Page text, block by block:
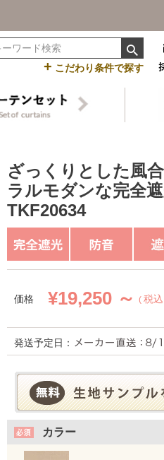
+ こだわり条件で探す
ざっくりとした風
ラルモダンな完全
TKF20634
価格 ¥19,250 ～ 税込
発送予定日：
カラー